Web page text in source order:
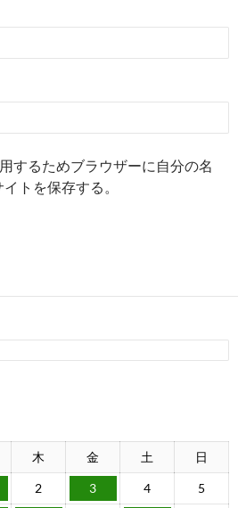
するためブラウザーに自分の名
トを保存する。
木 金 土 日
2 3 4 5